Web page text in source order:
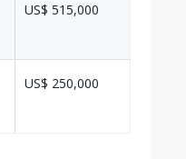
US$ 515,000
US$ 250,000